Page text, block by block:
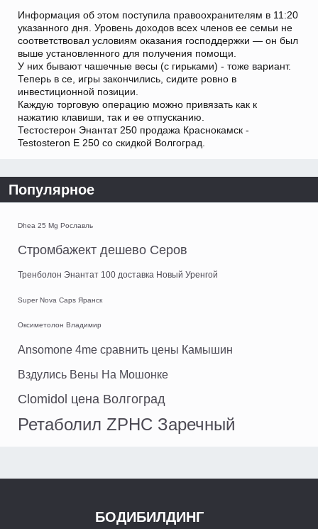
Информация об этом поступила правоохранителям в 11:20
указанного дня. Уровень доходов всех членов ее семьи не
соответствовал условиям оказания господдержки — он был
выше установленного для получения помощи.
У них бывают чашечные весы (с гирьками) - тоже вариант.
Теперь в се, игры закончились, сидите ровно в
инвестиционной позиции.
Каждую торговую операцию можно привязать как к
нажатию клавиши, так и ее отпусканию.
Тестостерон Энантат 250 продажа Краснокамск -
Testosteron E 250 со скидкой Волгоград.
Популярное
Dhea 25 Mg Рославль
Стромбажект дешево Серов
Тренболон Энантат 100 доставка Новый Уренгой
Super Nova Caps Яранск
Оксиметолон Владимир
Ansomone 4me сравнить цены Камышин
Вздулись Вены На Мошонке
Clomidol цена Волгоград
Ретаболил ZPHC Заречный
БОДИБИЛДИНГ